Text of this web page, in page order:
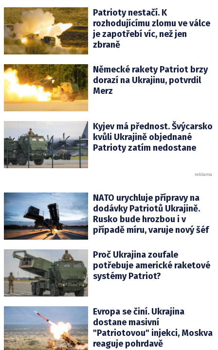
Patrioty nestačí. K
rozhodujícímu zlomu ve válce
je zapotřebí víc, než jen
zbraně
Německé rakety Patriot brzy
dorazí na Ukrajinu, potvrdil
Merz
Kyjev má přednost. Švýcarsko
kvůli Ukrajině objednané
Patrioty zatím nedostane
NATO urychluje přípravy na
dodávky Patriotů Ukrajině.
Rusko bude hrozbou i v
případě míru, varuje nový šéf
Proč Ukrajina zoufale
potřebuje americké raketové
systémy Patriot?
Evropa se činí. Ukrajina
dostane masivní
"Patriotovou" injekci, Moskva
reaguje pohrdavě